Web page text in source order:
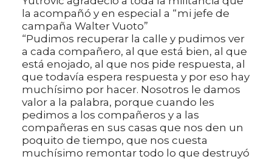
la acompañó y en especial a “mi jefe de
campaña Walter Vuoto”
“Pudimos recuperar la calle y pudimos ver
a cada compañero, al que está bien, al que
está enojado, al que nos pide respuesta, al
que todavía espera respuesta y por eso hay
muchísimo por hacer. Nosotros le damos
valor a la palabra, porque cuando les
pedimos a los compañeros y a las
compañeras en sus casas que nos den un
poquito de tiempo, que nos cuesta
muchísimo remontar todo lo que destruyó